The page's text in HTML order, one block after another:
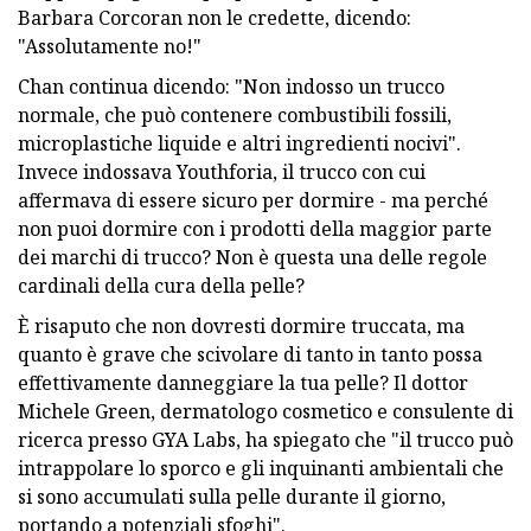
Barbara Corcoran non le credette, dicendo:
"Assolutamente no!"
Chan continua dicendo: "Non indosso un trucco
normale, che può contenere combustibili fossili,
microplastiche liquide e altri ingredienti nocivi".
Invece indossava Youthforia, il trucco con cui
affermava di essere sicuro per dormire - ma perché
non puoi dormire con i prodotti della maggior parte
dei marchi di trucco? Non è questa una delle regole
cardinali della cura della pelle?
È risaputo che non dovresti dormire truccata, ma
quanto è grave che scivolare di tanto in tanto possa
effettivamente danneggiare la tua pelle? Il dottor
Michele Green, dermatologo cosmetico e consulente di
ricerca presso GYA Labs, ha spiegato che "il trucco può
intrappolare lo sporco e gli inquinanti ambientali che
si sono accumulati sulla pelle durante il giorno,
portando a potenziali sfoghi".